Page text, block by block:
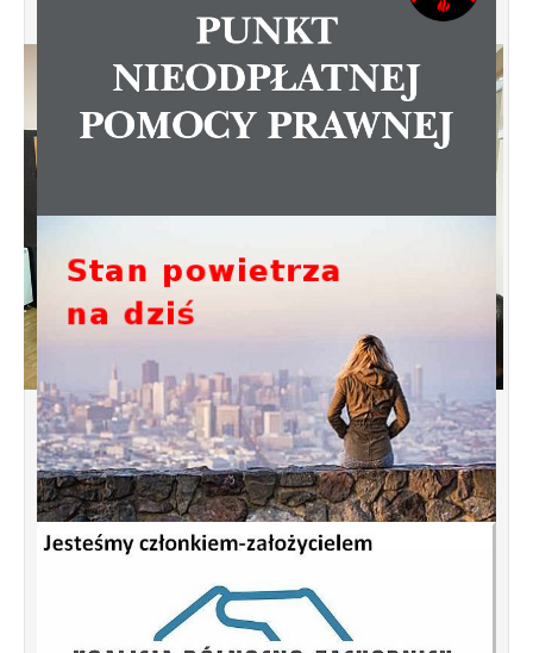
Spotkanie informacyjne w sprawie
budowy ulic Łebska, Łagowska,
Kociewska, Żukowska